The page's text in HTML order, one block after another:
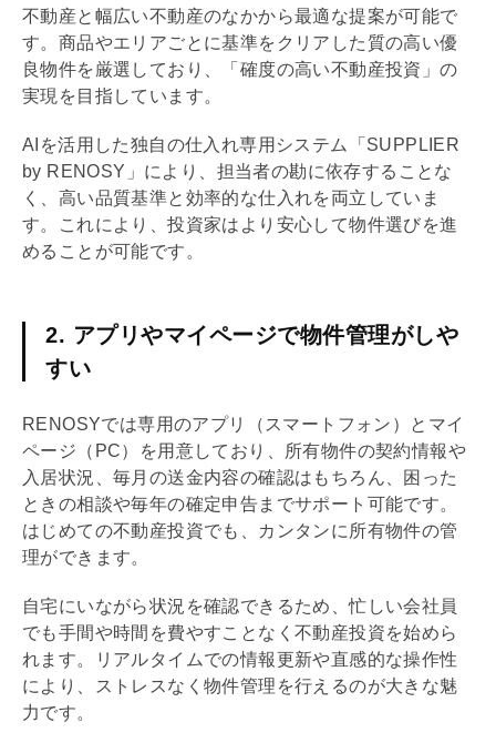
不動産と幅広い不動産のなかから最適な提案が可能で
す。商品やエリアごとに基準をクリアした質の高い優
良物件を厳選しており、「確度の高い不動産投資」の
実現を目指しています。
AIを活用した独自の仕入れ専用システム「SUPPLIER
by RENOSY」により、担当者の勘に依存することな
く、高い品質基準と効率的な仕入れを両立していま
す。これにより、投資家はより安心して物件選びを進
めることが可能です。
2. アプリやマイページで物件管理がしや
すい
RENOSYでは専用のアプリ（スマートフォン）とマイ
ページ（PC）を用意しており、所有物件の契約情報や
入居状況、毎月の送金内容の確認はもちろん、困った
ときの相談や毎年の確定申告までサポート可能です。
はじめての不動産投資でも、カンタンに所有物件の管
理ができます。
自宅にいながら状況を確認できるため、忙しい会社員
でも手間や時間を費やすことなく不動産投資を始めら
れます。リアルタイムでの情報更新や直感的な操作性
により、ストレスなく物件管理を行えるのが大きな魅
力です。